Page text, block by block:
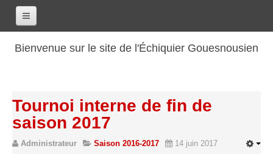
Bienvenue sur le site de l'Échiquier Gouesnousien
Les renseignements
Les coordonnées
Les horaires
Tournoi interne de fin de
saison 2017
Administrateur Saison 2016-2017 14 juin 2017